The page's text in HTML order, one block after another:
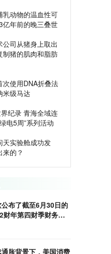
乳动物的温血性可
亿年前的晚三叠世
公司从猪身上取出
制猪的肌肉和脂肪
次使用DNA折叠法
米级马达
界纪录 青海全域连
电5周”系列活动
天实验舱成功发
的？
布了截至6月30日的
财年第四财季财务业
胀背景下，美国消费